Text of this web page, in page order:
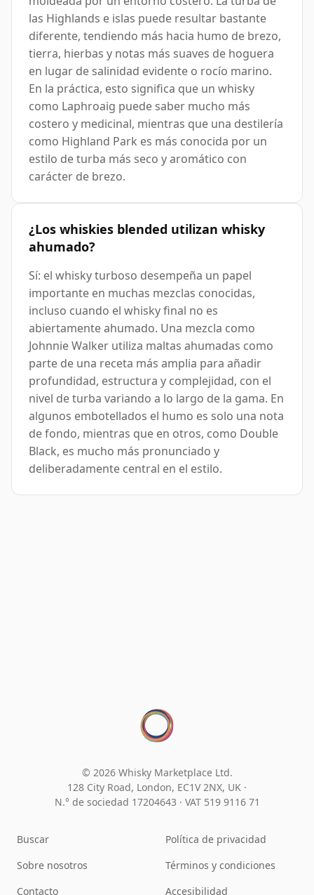
las Highlands e islas puede resultar bastante
diferente, tendiendo más hacia humo de brezo,
tierra, hierbas y notas más suaves de hoguera
en lugar de salinidad evidente o rocío marino.
En la práctica, esto significa que un whisky
como Laphroaig puede saber mucho más
costero y medicinal, mientras que una destilería
como Highland Park es más conocida por un
estilo de turba más seco y aromático con
carácter de brezo.
¿Los whiskies blended utilizan whisky
ahumado?
Sí: el whisky turboso desempeña un papel
importante en muchas mezclas conocidas,
incluso cuando el whisky final no es
abiertamente ahumado. Una mezcla como
Johnnie Walker utiliza maltas ahumadas como
parte de una receta más amplia para añadir
profundidad, estructura y complejidad, con el
nivel de turba variando a lo largo de la gama. En
algunos embotellados el humo es solo una nota
de fondo, mientras que en otros, como Double
Black, es mucho más pronunciado y
deliberadamente central en el estilo.
© 2026 Whisky Marketplace Ltd.
128 City Road, London, EC1V 2NX, UK ·
N.° de sociedad 17204643 · VAT 519 9116 71
Buscar
Sobre nosotros
Contacto
Política de privacidad
Términos y condiciones
Accesibilidad